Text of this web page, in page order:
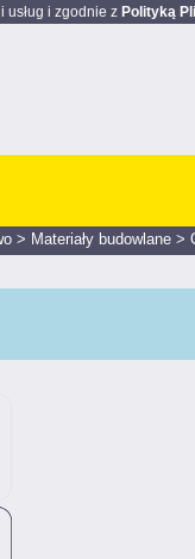
usług i zgodnie z Polityką
> Materiały budowlane >